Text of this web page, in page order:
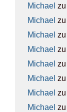
Michael zu
Michael zu
Michael zu
Michael zu
Michael zu
Michael zu
Michael zu
Michael zu